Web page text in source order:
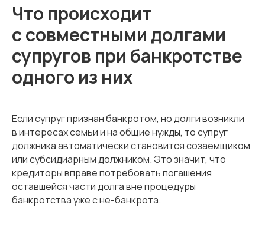
Что происходит
с совместными долгами
супругов при банкротстве
одного из них
Если супруг признан банкротом, но долги возникли
в интересах семьи и на общие нужды, то супруг
должника автоматически становится созаемщиком
или субсидиарным должником. Это значит, что
кредиторы вправе потребовать погашения
оставшейся части долга вне процедуры
банкротства уже с не-банкрота.